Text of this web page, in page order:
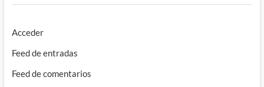
Acceder
Feed de entradas
Feed de comentarios